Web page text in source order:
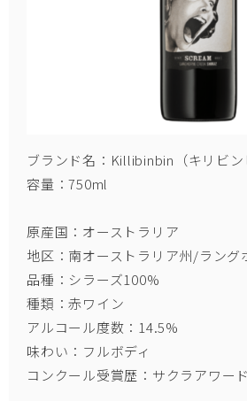
ブランド名：Killibinbin（キリビン
容量：750ml
原産国：オーストラリア
地区：南オーストラリア州/ラング
品種：シラーズ100%
種類：赤ワイン
アルコール度数：14.5%
味わい：フルボディ
コンクール受賞歴：サクラアワー